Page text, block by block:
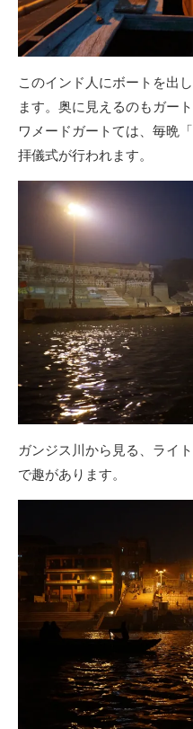
このインド人にボートを出
ます。奥に見えるのもガー
ワメードガートては、毎晩
拝儀式が行われます。
ガンジス川から見る、ライ
で趣があります。